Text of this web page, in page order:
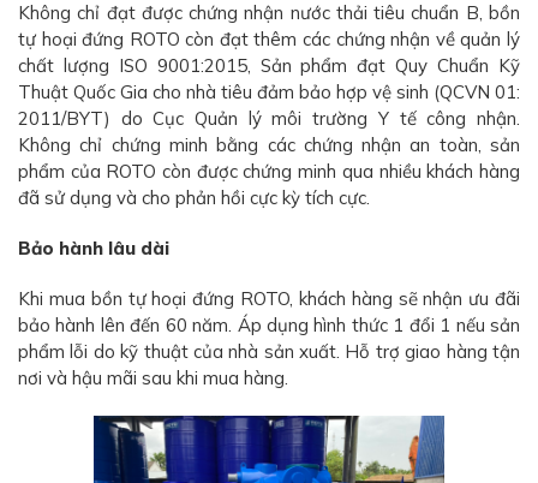
Không chỉ đạt được chứng nhận nước thải tiêu chuẩn B, bồn
tự hoại đứng ROTO còn đạt thêm các chứng nhận về quản lý
chất lượng ISO 9001:2015, Sản phẩm đạt Quy Chuẩn Kỹ
Thuật Quốc Gia cho nhà tiêu đảm bảo hợp vệ sinh (QCVN 01:
2011/BYT) do Cục Quản lý môi trường Y tế công nhận.
Không chỉ chứng minh bằng các chứng nhận an toàn, sản
phẩm của ROTO còn được chứng minh qua nhiều khách hàng
đã sử dụng và cho phản hồi cực kỳ tích cực.
Bảo hành lâu dài
Khi mua bồn tự hoại đứng ROTO, khách hàng sẽ nhận ưu đãi
bảo hành lên đến 60 năm. Áp dụng hình thức 1 đổi 1 nếu sản
phẩm lỗi do kỹ thuật của nhà sản xuất. Hỗ trợ giao hàng tận
nơi và hậu mãi sau khi mua hàng.